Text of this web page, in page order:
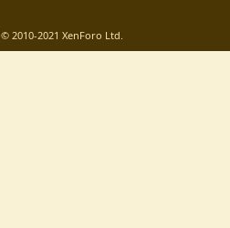
© 2010-2021 XenForo Ltd.